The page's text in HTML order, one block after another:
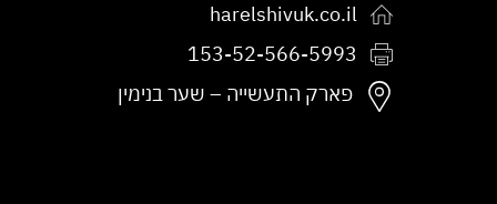
harelshivuk.co.il
פקס:
153-52-566-5993
פארק התעשייה – שער בנימין